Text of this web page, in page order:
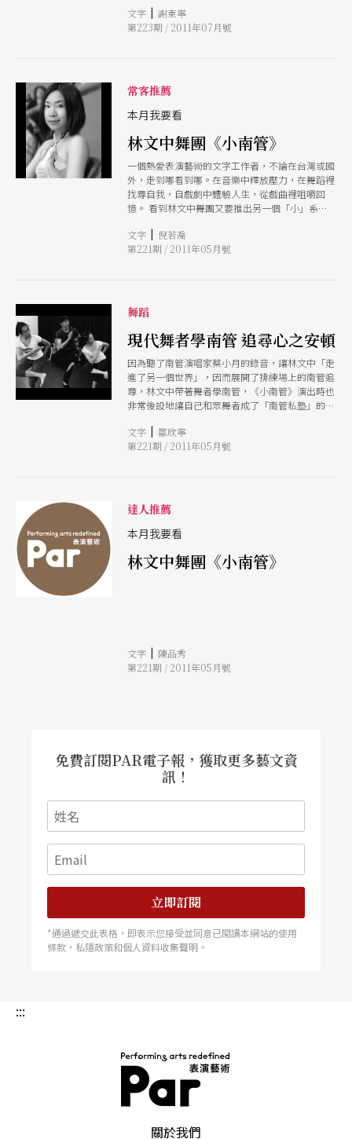
文字 | 謝東寧
第223期 / 2011年07月號
常客推薦
本月我要看
林文中舞團《小南管》
一個熱愛表演藝術的文字工作者，不論在台灣或國
外，走到哪看到哪。在音樂中釋放壓力，在舞蹈裡
找尋自我，自戲劇中體驗人生，從戲曲裡咀嚼回
憶。 看到林文中舞團又要推出另一個「小」系列
相關介紹，便毫不猶豫地刷卡買票。從二○○八年
的創團首作《小》、○九年的《情歌》到去年的
的《情歌》亦在各式動人情歌的旋律與詞意間，勾
勒出張力十足的情感織網。去年的《尛》則在巴赫
的平均律裡，玩起了童年積木的遊戲，而且在令人
目不暇給的快速變換中衝破空間的局限，其展現的
獨特創意與簡潔俐落的肢體語彙，不但不能讓人
「小」看，相反地更值得「大」力推薦。 因此，
這次的《小南管》著實令人期待，當現代舞遇到傳
統南管雅樂，是接受西方舞蹈訓練的身體，朝向梨
體驗緩慢凝結的時空感？且讓我們拭目以待。
文字 | 倪若喬
第221期 / 2011年05月號
舞蹈
現代舞者學南管 追尋心之安頓
因為聽了南管演唱家蔡小月的錄音，讓林文中「走
進了另一個世界」，因而展開了排練場上的南管追
尋，林文中帶著舞者學南管，《小南管》演出時也
非常後設地讓自己和眾舞者成了「南管私塾」的新
逐漸被南管戲的科步（基本動作）滲透；時而端坐
樂師身旁，隨著演奏的曲牌咿呀學唱。
文字 | 鄒欣寧
第221期 / 2011年05月號
達人推薦
本月我要看
林文中舞團《小南管》
文字 | 陳品秀
第221期 / 2011年05月號
免費訂閱PAR電子報，獲取更多藝文資
訊！
立即訂閱
*通過遞交此表格，即表示您接受並同意已閱讀本網站的使用
條款，私隱政策和個人資料收集聲明。
:::
關於我們